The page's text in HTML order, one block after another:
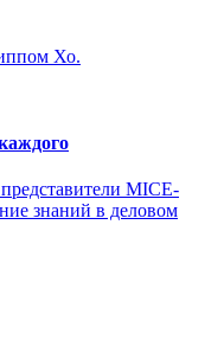
Хо.
MICE-
знаний в деловом